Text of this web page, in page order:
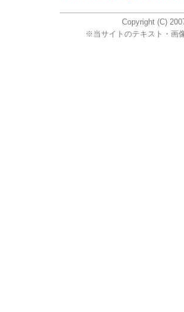
Copyright (C)
※当サイトのテキスト・画